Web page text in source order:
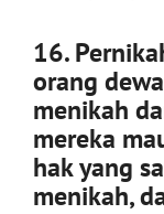
16.
orang
menikah
mereka
hak yang
menikah,